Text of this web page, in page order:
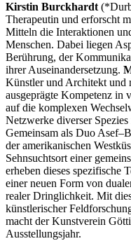
Kirstin Burckhardt
Therapeutin und erforscht
Mitteln die Interaktionen
Menschen. Dabei liegen
Berührung, der
ihrer Auseinandersetzung.
Künstler und Architekt und
ausgeprägte Kompetenz in
auf die komplexen
Netzwerke diverser
Gemeinsam als Duo
der amerikanischen
Sehnsuchtsort einer
erheben dieses spezifische
einer neuen Form von
realer Dringlichkeit. Mit
künstlerischer
macht der Kunstverein
Ausstellungsjahr.